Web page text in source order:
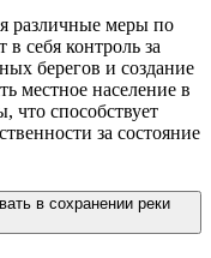
различные меры по
себя контроль за
берегов и создание
местное население в
что способствует
за состояние
в сохранении реки